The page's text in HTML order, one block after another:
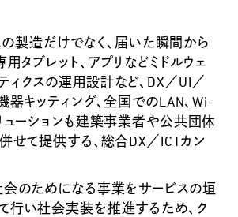
の製造だけでなく、届いた瞬間から
タブレット、アプリなどミドルウェ
ィクスの運用設計など、DX／UI／
器キッティング、全国でのLAN、Wi-
ューションも建築事業者や公共団体
せて提供する、総合DX／ICTカン
会のためになる事業をサービスの垣
行い社会実装を推進するため、ク